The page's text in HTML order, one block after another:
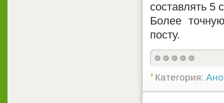
составлять 5
Более
посту.
Категория: